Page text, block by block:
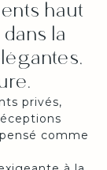
haut
la
privés,
comme